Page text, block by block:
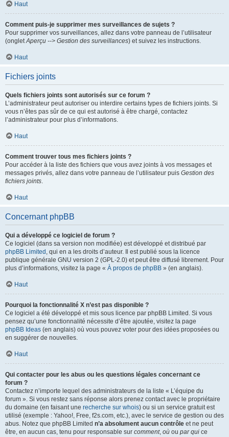
Haut
Comment puis-je supprimer mes surveillances de sujets ?
Pour supprimer vos surveillances, allez dans votre panneau de l’utilisateur
(ongletAperçu --> Gestion des surveillances) et suivez les instructions.
Haut
Fichiers joints
Quels fichiers joints sont autorisés sur ce forum ?
L’administrateur peut autoriser ou interdire certains types de fichiers joints. Si
vous n’êtes pas sûr de ce qui est autorisé à être chargé, contactez
l’administrateur pour plus d’informations.
Haut
Comment trouver tous mes fichiers joints ?
Pour accéder à la liste des fichiers que vous avez joints à vos messages et
messages privés, allez dans votre panneau de l’utilisateur puis Gestion des
fichiers joints.
Haut
Concernant phpBB
Qui a développé ce logiciel de forum ?
Ce logiciel (dans sa version non modifiée) est développé et distribué par
phpBB Limited , qui en a les droits d’auteur. Il est publié sous la licence
publique générale GNU version 2 (GPL-2.0) et peut être diffusé librement. Pour
plus d’informations, visitez la page « À propos de phpBB » (en anglais).
Haut
Pourquoi la fonctionnalité X n’est pas disponible ?
Ce logiciel a été développé et mis sous licence par phpBB Limited. Si vous
pensez qu’une fonctionnalité nécessite d’être ajoutée, visitez la page
phpBB Ideas (en anglais) où vous pouvez voter pour des idées proposées ou
en suggérer de nouvelles.
Haut
Qui contacter pour les abus ou les questions légales concernant ce
forum ?
Contactez n’importe lequel des administrateurs de la liste « L’équipe du
forum ». Si vous restez sans réponse alors prenez contact avec le propriétaire
du domaine (en faisant une recherche sur whois) ou si un service gratuit est
utilisé (exemple : Yahoo!, Free, f2s.com, etc.), avec le service de gestion ou des
abus. Notez que phpBB Limited n’a absolument aucun contrôle et ne peut
être, en aucun cas, tenu pour responsable sur comment, où ou par qui ce